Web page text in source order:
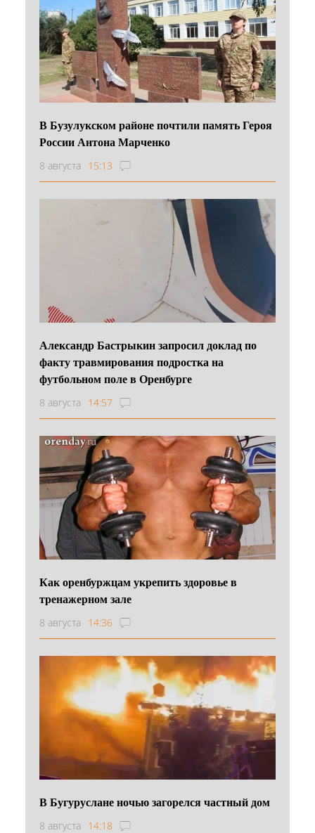
В Бузулукском районе почтили память Героя
России Антона Марченко
8 августа 15:13
Александр Бастрыкин запросил доклад по
факту травмирования подростка на
футбольном поле в Оренбурге
8 августа 14:57
Как оренбуржцам укрепить здоровье в
тренажерном зале
8 августа 14:36
В Бугуруслане ночью загорелся частный дом
8 августа 14:18